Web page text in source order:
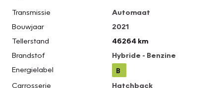
Transmissie
Automaat
Bouwjaar
2021
Tellerstand
46264 km
Brandstof
Hybride - Benzine
Energielabel
B
Carrosserie
Hatchback